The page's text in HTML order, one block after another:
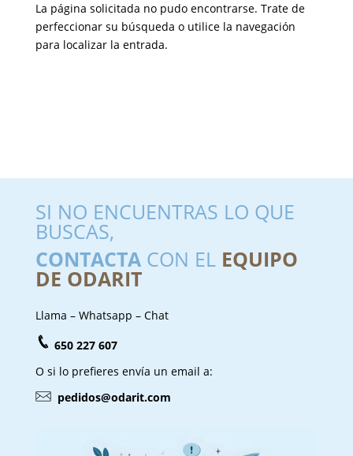
La página solicitada no pudo encontrarse. Trate de
perfeccionar su búsqueda o utilice la navegación
para localizar la entrada.
SI NO ENCUENTRAS LO QUE
BUSCAS,
CONTACTACON EL EQUIPO
DE ODARIT
Llama – Whatsapp – Chat
650 227 607
O si lo prefieres envía un email a:
pedidos@odarit.com